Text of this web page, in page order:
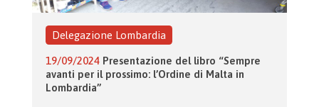
Delegazione Lombardia
19/09/2024 Presentazione del libro “Sempre
avanti per il prossimo: l’Ordine di Malta in
Lombardia”